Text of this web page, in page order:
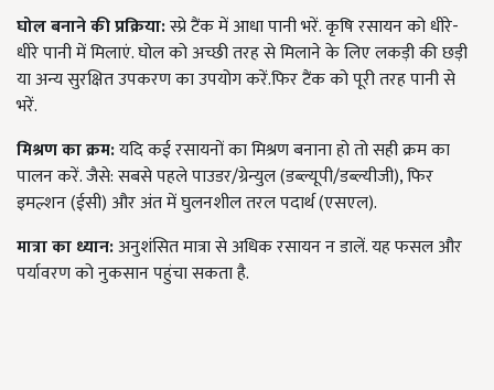
घोल बनाने की प्रक्रिया:स्प्रे टैंक में आधा पानी भरें. कृषि रसायन को धीरे-
धीरे पानी में मिलाएं. घोल को अच्छी तरह से मिलाने के लिए लकड़ी की छड़ी
या अन्य सुरक्षित उपकरण का उपयोग करें.फिर टैंक को पूरी तरह पानी से
भरें.
मिश्रण का क्रम:यदि कई रसायनों का मिश्रण बनाना हो तो सही क्रम का
पालन करें. जैसे: सबसे पहले पाउडर/ग्रेन्युल (डब्ल्यूपी/डब्ल्यीजी), फिर
इमल्शन (ईसी) और अंत में घुलनशील तरल पदार्थ (एसएल).
मात्रा का ध्यान:अनुशंसित मात्रा से अधिक रसायन न डालें. यह फसल और
पर्यावरण को नुकसान पहुंचा सकता है.